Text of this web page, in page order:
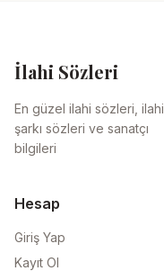
İlahi Sözleri
En güzel ilahi sözleri, ilahi
şarkı sözleri ve sanatçı
bilgileri
Hesap
Giriş Yap
Kayıt Ol